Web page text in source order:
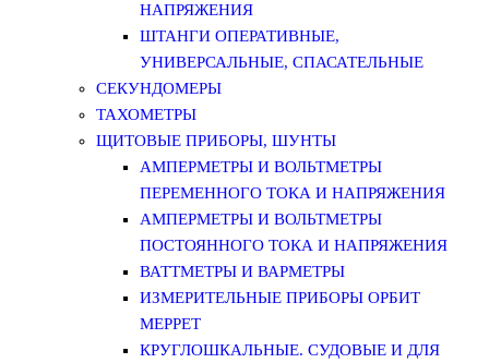
НАПРЯЖЕНИЯ
ШТАНГИ ОПЕРАТИВНЫЕ,
УНИВЕРСАЛЬНЫЕ, СПАСАТЕЛЬНЫЕ
СЕКУНДОМЕРЫ
ТАХОМЕТРЫ
ЩИТОВЫЕ ПРИБОРЫ, ШУНТЫ
АМПЕРМЕТРЫ И ВОЛЬТМЕТРЫ
ПЕРЕМЕННОГО ТОКА И НАПРЯЖЕНИЯ
АМПЕРМЕТРЫ И ВОЛЬТМЕТРЫ
ПОСТОЯННОГО ТОКА И НАПРЯЖЕНИЯ
ВАТТМЕТРЫ И ВАРМЕТРЫ
ИЗМЕРИТЕЛЬНЫЕ ПРИБОРЫ ОРБИТ
МЕРРЕТ
КРУГЛОШКАЛЬНЫЕ. СУДОВЫЕ И ДЛЯ